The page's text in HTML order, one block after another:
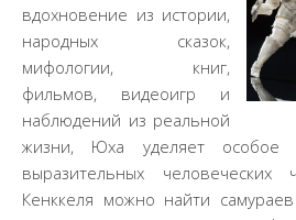
вдохновение из истории,
народных сказок,
мифологии, книг,
фильмов, видеоигр и
наблюдений из реальной
жизни, Юха уделяет особое
выразительных
Кенккеля можно найти